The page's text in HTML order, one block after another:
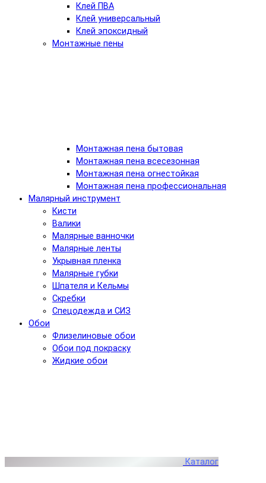
Клей ПВА
Клей универсальный
Клей эпоксидный
Монтажные пены
Монтажная пена бытовая
Монтажная пена всесезонная
Монтажная пена огнестойкая
Монтажная пена профессиональная
Малярный инструмент
Кисти
Валики
Малярные ванночки
Малярные ленты
Укрывная пленка
Малярные губки
Шпателя и Кельмы
Скребки
Спецодежда и СИЗ
Обои
Флизелиновые обои
Обои под покраску
Жидкие обои
Каталог